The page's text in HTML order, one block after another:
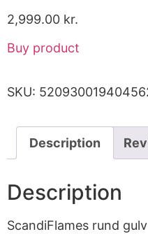
2,999.00 kr.
Buy product
SKU:
Description
Description
ScandiFlames rund